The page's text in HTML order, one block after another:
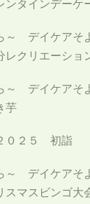
タインデーケ
～ デイケアそ
クリエーショ
～ デイケアそ
芋
０２５ 初詣
～ デイケアそ
マスビンゴ大